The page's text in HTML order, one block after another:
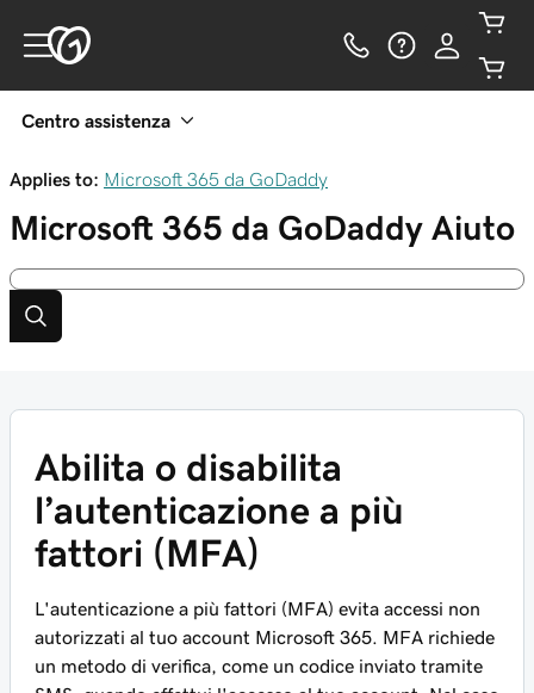
Centro assistenza
Applies to: Microsoft 365 da GoDaddy
Microsoft 365 da GoDaddy Aiuto
Abilita o disabilita
l’autenticazione a più
fattori (MFA)
L'autenticazione a più fattori (MFA) evita accessi non
autorizzati al tuo account Microsoft 365. MFA richiede
un metodo di verifica, come un codice inviato tramite